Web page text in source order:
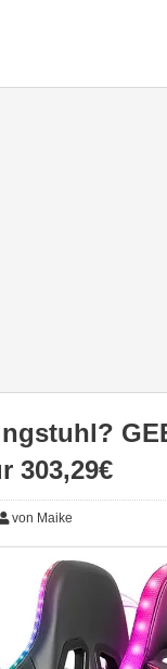
303,29€
von Maike